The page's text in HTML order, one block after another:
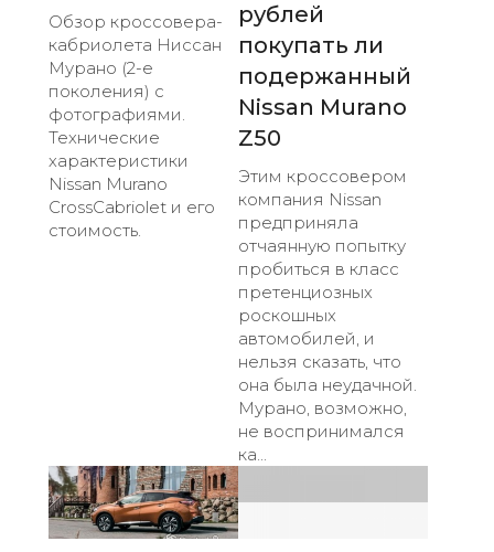
Обзор кроссовера-
кабриолета Ниссан
Мурано (2-е
поколения) с
фотографиями.
Технические
характеристики
Nissan Murano
CrossCabriolet и его
стоимость.
рублей
покупать ли
подержанный
Nissan Murano
Z50
Этим кроссовером
компания Nissan
предприняла
отчаянную попытку
пробиться в класс
претенциозных
роскошных
автомобилей, и
нельзя сказать, что
она была неудачной.
Мурано, возможно,
не воспринимался
ка...